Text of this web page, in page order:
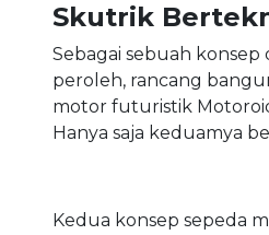
Skutrik
Sebagai sebuah
peroleh, rancang
motor futuristik
Hanya saja keduamya
Kedua konsep sepeda